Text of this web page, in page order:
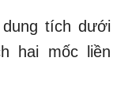
tích dưới
hai mốc liền